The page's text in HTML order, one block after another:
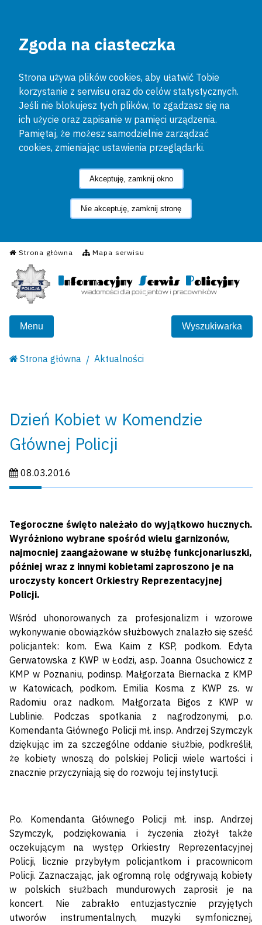
Zgoda na ciasteczka
Strona używa plików cookies, aby ułatwić Tobie
korzystanie z serwisu oraz do celów statystycznych.
Jeśli nie blokujesz tych plików, to zgadzasz się na
ich użycie oraz zapisanie w pamięci urządzenia.
Pamiętaj, że możesz samodzielnie zarządzać
cookies, zmieniając ustawienia przeglądarki.
Akceptuję, zamknij okno
Nie akceptuję, zamknij stronę
Strona główna Mapa serwisu
Informacyjny Serwis
Menu Wyszukiwarka
Strona główna Aktualności
Dzień Kobiet w Komendzie
Głównej Policji
Data publikacji:
08.03.2016
Tegoroczne święto należało do wyjątkowo hucznych.
Wyróżniono wybrane spośród wielu garnizonów,
najmocniej zaangażowane w służbę funkcjonariuszki,
później wraz z innymi kobietami zaproszono je na
uroczysty koncert Orkiestry Reprezentacyjnej
Policji.
Wśród uhonorowanych za profesjonalizm i wzorowe
wykonywanie obowiązków służbowych znalazło się sześć
policjantek: kom. Ewa Kaim z KSP, podkom. Edyta
Gerwatowska z KWP w Łodzi, asp. Joanna Osuchowicz z
KMP w Poznaniu, podinsp. Małgorzata Biernacka z KMP
w Katowicach, podkom. Emilia Kosma z KWP zs. w
Radomiu oraz nadkom. Małgorzata Bigos z KWP w
Lublinie. Podczas spotkania z nagrodzonymi, p.o.
Komendanta Głównego Policji mł. insp. Andrzej Szymczyk
dziękując im za szczególne oddanie służbie, podkreślił,
że kobiety wnoszą do polskiej Policji wiele wartości i
znacznie przyczyniają się do rozwoju tej instytucji.
P.o. Komendanta Głównego Policji mł. insp. Andrzej
Szymczyk, podziękowania i życzenia złożył także
oczekującym na występ Orkiestry Reprezentacyjnej
Policji, licznie przybyłym policjantkom i pracownicom
Policji. Zaznaczając, jak ogromną rolę odgrywają kobiety
w polskich służbach mundurowych zaprosił je na
koncert. Nie zabrakło entuzjastycznie przyjętych
utworów instrumentalnych, muzyki symfonicznej,